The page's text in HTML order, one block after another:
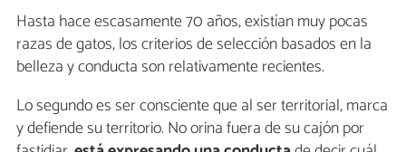
Hasta hace escasamente 70 años, existían muy pocas
razas de gatos, los criterios de selección basados en la
belleza y conducta son relativamente recientes.
Lo segundo es ser consciente que al ser territorial, marca
y defiende su territorio. No orina fuera de su cajón por